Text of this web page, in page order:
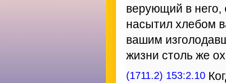
верующий в него,
насытил хлебом
вашим
жизни столь же
(1711.2) 153:2.10